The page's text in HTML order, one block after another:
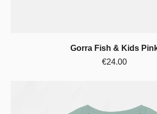
Gorra Fish & Kids
€24.00